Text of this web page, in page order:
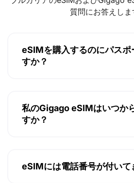
質問にお答えしま
eSIMを購入するのにパスポ
すか？
私のGigago eSIMはいつか
すか？
eSIMには電話番号が付いて